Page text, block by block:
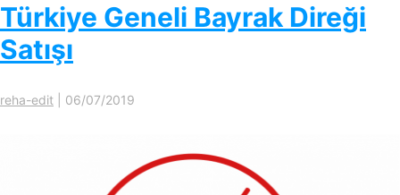
Türkiye Geneli Bayrak Direği
Satışı
reha-edit 06/07/2019